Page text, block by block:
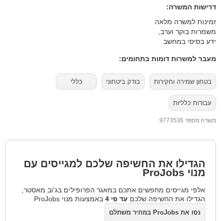
דרישות המשרה:
זמינות למשרה מלאה
משמרות בוקר וערב,
ידע בסיסי במחשב
מעבר למשרות דומות בתחומים:
בטחון שמירה וחקירות בודק ביטחוני כללי
עבודות כלליות
משרה מספר 9773536
הגדילו את החשיפה שלכם למגייסים עם
מנוי ProJobs
אלפי מגייסים מחפשים אתכם במאגר הפרופילים בג'וב מאסטר,
הגדילו את החשיפה שלכם עד פי 4 באמצעות מנוי ProJobs
נסו את ProJobs במחיר משתלם